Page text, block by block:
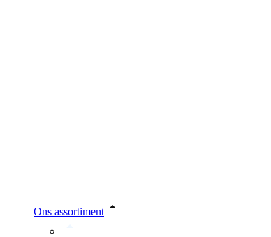
Ons assortiment